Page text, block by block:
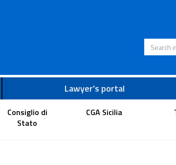
Lawyer's portal
Consiglio di
Stato
CGA Sicilia